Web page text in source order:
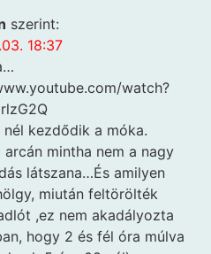
szerint:
18:37
watch?
nél kezdődik a móka.
arcán mintha nem a nagy
látszana…És amilyen
miután feltörölték
,ez nem akadályozta
hogy 2 és fél óra múlva